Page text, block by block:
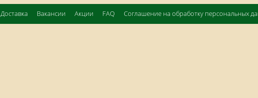
Доставка Вакансии Акции FAQ Соглашение на обработку персональных